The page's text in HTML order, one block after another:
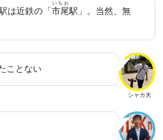
は近鉄の「市尾
いちお
駅」。当然、無
シャカ夫
ことない